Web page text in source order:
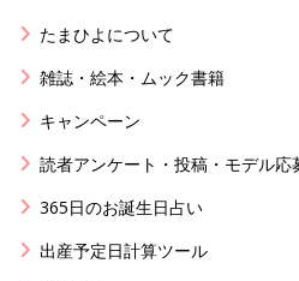
たまひよについて
雑誌・絵本・ムック書籍
キャンペーン
読者アンケート・投稿・モデル応
365日のお誕生日占い
出産予定日計算ツール